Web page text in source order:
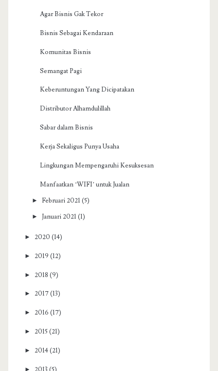
Agar Bisnis Gak Tekor
Bisnis Sebagai Kendaraan
Komunitas Bisnis
Semangat Pagi
Keberuntungan Yang Dicipatakan
Distributor Alhamdulillah
Sabar dalam Bisnis
Kerja Sekaligus Punya Usaha
Lingkungan Mempengaruhi Kesuksesan
Manfaatkan ‘WIFI’ untuk Jualan
►Februari 2021 (5)
►Januari 2021 (1)
► 2020 (14)
► 2019 (12)
► 2018 (9)
► 2017 (13)
► 2016 (17)
► 2015 (21)
► 2014 (21)
► 2013 (5)